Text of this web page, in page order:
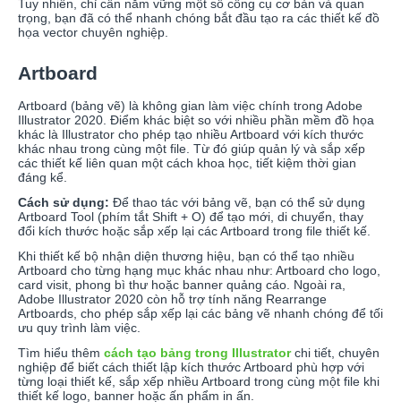
Tuy nhiên, chỉ cần nắm vững một số công cụ cơ bản và quan
trọng, bạn đã có thể nhanh chóng bắt đầu tạo ra các thiết kế đồ
họa vector chuyên nghiệp.
Artboard
Artboard (bảng vẽ) là không gian làm việc chính trong Adobe
Illustrator 2020. Điểm khác biệt so với nhiều phần mềm đồ họa
khác là Illustrator cho phép tạo nhiều Artboard với kích thước
khác nhau trong cùng một file. Từ đó giúp quản lý và sắp xếp
các thiết kế liên quan một cách khoa học, tiết kiệm thời gian
đáng kể.
Cách sử dụng: Để thao tác với bảng vẽ, bạn có thể sử dụng
Artboard Tool (phím tắt Shift + O) để tạo mới, di chuyển, thay
đổi kích thước hoặc sắp xếp lại các Artboard trong file thiết kế.
Khi thiết kế bộ nhận diện thương hiệu, bạn có thể tạo nhiều
Artboard cho từng hạng mục khác nhau như: Artboard cho logo,
card visit, phong bì thư hoặc banner quảng cáo. Ngoài ra,
Adobe Illustrator 2020 còn hỗ trợ tính năng Rearrange
Artboards, cho phép sắp xếp lại các bảng vẽ nhanh chóng để tối
ưu quy trình làm việc.
Tìm hiểu thêm cách tạo bảng trong Illustratorchi tiết, chuyên
nghiệp để biết cách thiết lập kích thước Artboard phù hợp với
từng loại thiết kế, sắp xếp nhiều Artboard trong cùng một file khi
thiết kế logo, banner hoặc ấn phẩm in ấn.